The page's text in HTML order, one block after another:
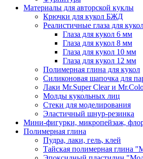
Материалы для авторской куклы
Крючки для кукол БЖД
Реалистичные глаза для
Глаза для кукол 6 мм
Глаза для кукол 8 мм
Глаза для кукол 10 мм
Глаза для кукол 12 мм
Полимерная глина для кукол
Силиконовая шапочка для
Лаки Mr.Super Clear и
Молды кукольных лиц
Стеки для моделирования
Эластичный шнур-резинка
Мини-фигурки, микропейзаж,
Полимерная глина
Пудра, лаки, гель, клей
Тайская полимерная глина